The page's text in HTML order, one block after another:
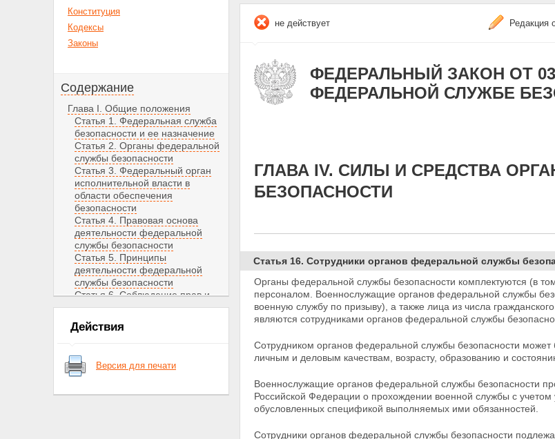
Конституция
Кодексы
Законы
Содержание
Глава I. Общие положения
Статья 1. Федеральная служба
безопасности и ее назначение
Статья 2. Органы федеральной
службы безопасности
Статья 3. Федеральный орган
исполнительной власти в
области обеспечения
безопасности
Статья 4. Правовая основа
деятельности федеральной
службы безопасности
Статья 5. Принципы
деятельности федеральной
службы безопасности
Статья 6. Соблюдение прав и
свобод человека и гражданина
в деятельности федеральной
службы безопасности
федеральной службе
безопасности
материально-техническое
Действия
Версия для печати
не действует Редакция
ФЕДЕРАЛЬНЫЙ ЗАКОН ОТ
ФЕДЕРАЛЬНОЙ СЛУЖБЕ
ГЛАВА IV. СИЛЫ И СРЕДСТВА
БЕЗОПАСНОСТИ
Статья 16. Сотрудники органов федеральной службы
Органы федеральной службы безопасности комплектуются (в
персоналом. Военнослужащие органов федеральной службы
военную службу по призыву), а также лица из числа
являются сотрудниками органов федеральной службы
Сотрудником органов федеральной службы безопасности
личным и деловым качествам, возрасту, образованию и
Военнослужащие органов федеральной службы безопасности
Российской Федерации о прохождении военной службы с
обусловленных спецификой выполняемых ими обязанностей.
Сотрудники органов федеральной службы безопасности